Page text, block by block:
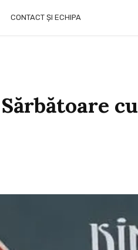
CONTACT ȘI ECHIPA
cu